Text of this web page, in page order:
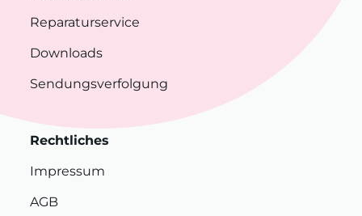
Reparaturservice
Downloads
Sendungsverfolgung
Rechtliches
Impressum
AGB